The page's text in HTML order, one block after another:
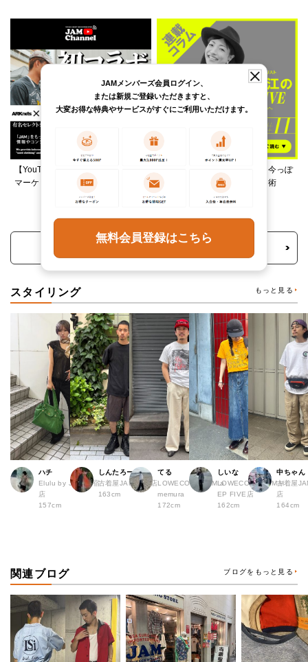
【YouTube】ARKnetsコラボ！028
マーケットで本気ショッピング
柄ワンピースは夏の切り札、今っぽ
く着るレイヤード＆ミックス術
スタイリング もっと見る
ハチ
Elulu by JAM 原宿
店
157cm
しんたろー
古着屋JAM 仙台店
163cm
てる
LOWECO by JAM a
memura
172cm
しいな
LOWECO by JAM H
EP FIVE店
162cm
中ちゃん
古着屋
店
164cm
関連ブログ ブログをもっと見る
JAMメンバーズ会員ログイン、
または新規ご登録いただきますと、
大変お得な特典やサービスがすぐにご利用いただけます。
無料会員登録はこちら